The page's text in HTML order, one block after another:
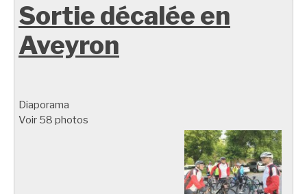
Sortie décalée en
Aveyron
Diaporama
Voir 58 photos